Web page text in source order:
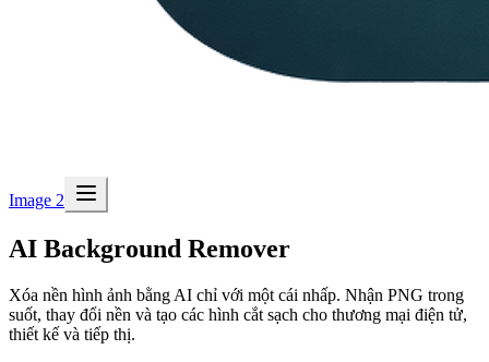
Image 2
AI Background Remover
Xóa nền hình ảnh bằng AI chỉ với một cái nhấp. Nhận PNG trong
suốt, thay đổi nền và tạo các hình cắt sạch cho thương mại điện tử,
thiết kế và tiếp thị.